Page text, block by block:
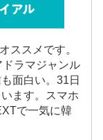
ススメです。
ラマジャンル
面白い。31日
ます。スマホ
で一気に韓